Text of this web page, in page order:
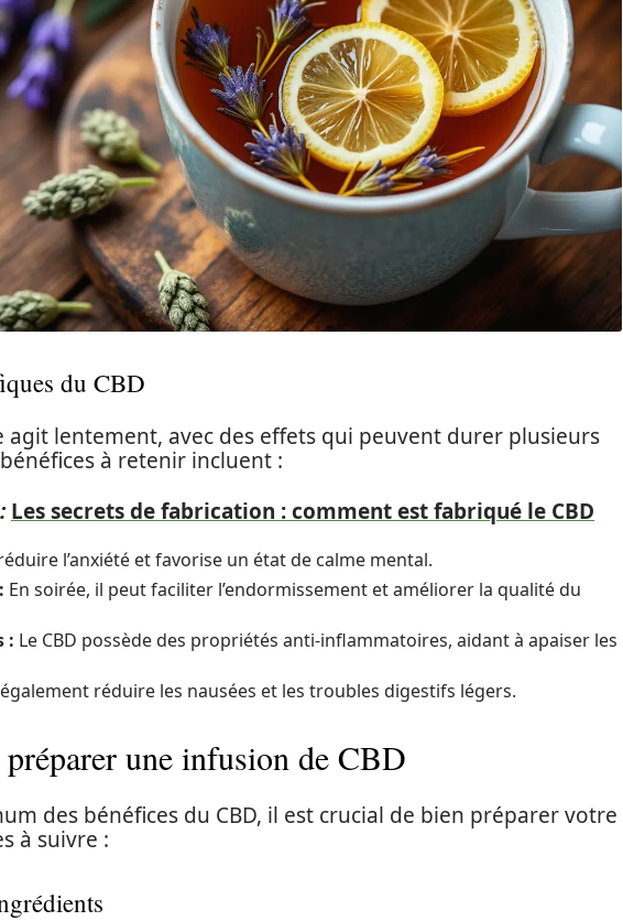
du CBD
agit lentement, avec des effets qui peuvent durer plusieurs
à retenir incluent :
Les secrets de fabrication : comment est fabriqué le CBD
l’anxiété et favorise un état de calme mental.
En soirée, il peut faciliter l’endormissement et améliorer la qualité du
: Le CBD possède des propriétés anti-inflammatoires, aidant à apaiser les
réduire les nausées et les troubles digestifs légers.
une infusion de CBD
des bénéfices du CBD, il est crucial de bien préparer votre
à suivre :